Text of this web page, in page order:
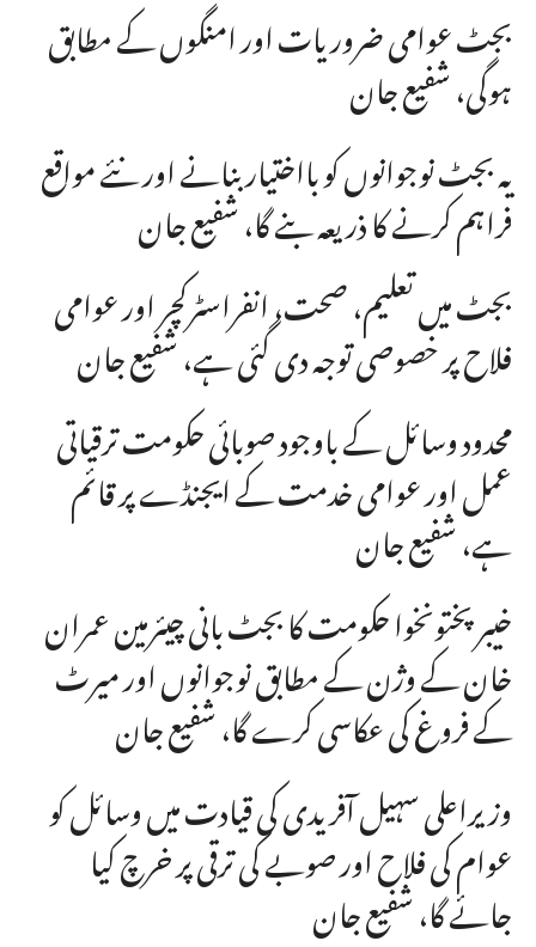
بجٹ عوامی ضروریات اور امنگوں کے مطابق
ہوگی، شفیع جان
یہ بجٹ نوجوانوں کو بااختیار بنانے اور نئے مواقع
فراہم کرنے کا ذریعہ بنے گا، شفیع جان
بجٹ میں تعلیم، صحت، انفراسٹرکچر اور عوامی
فلاح پر خصوصی توجہ دی گئی ہے، شفیع جان
محدود وسائل کے باوجود صوبائی حکومت ترقیاتی
عمل اور عوامی خدمت کے ایجنڈے پر قائم
ہے، شفیع جان
خیبرپختونخوا حکومت کا بجٹ بانی چیئرمین عمران
خان کے وژن کے مطابق نوجوانوں اور میرٹ
کے فروغ کی عکاسی کرے گا، شفیع جان
وزیراعلی سہیل آفریدی کی قیادت میں وسائل کو
عوام کی فلاح اور صوبے کی ترقی پر خرچ کیا
جائے گا، شفیع جان